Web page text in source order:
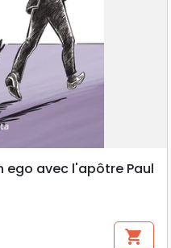
ego avec l'apôtre Paul
shopping_cart